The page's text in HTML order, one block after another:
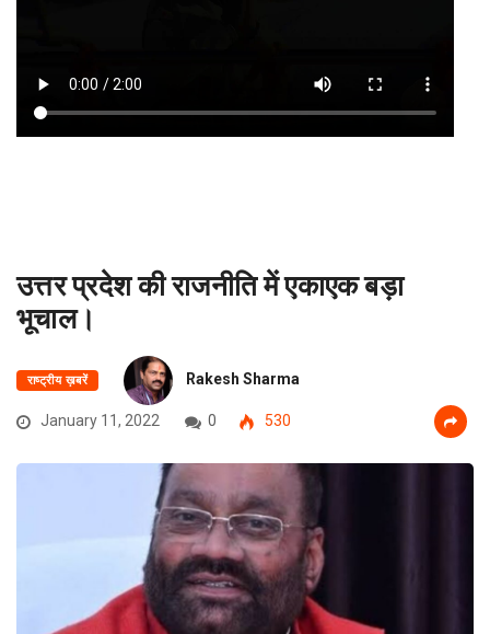
उत्तर प्रदेश की राजनीति में एकाएक बड़ा
भूचाल।
राष्ट्रीय ख़बरें Rakesh Sharma
January 11, 2022 0 530